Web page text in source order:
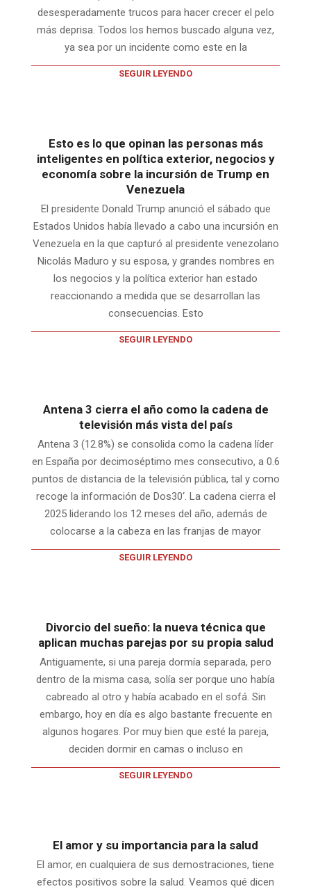
desesperadamente trucos para hacer crecer el pelo
más deprisa. Todos los hemos buscado alguna vez,
ya sea por un incidente como este en la
SEGUIR LEYENDO
Esto es lo que opinan las personas más
inteligentes en política exterior, negocios y
economía sobre la incursión de Trump en
Venezuela
El presidente Donald Trump anunció el sábado que
Estados Unidos había llevado a cabo una incursión en
Venezuela en la que capturó al presidente venezolano
Nicolás Maduro y su esposa, y grandes nombres en
los negocios y la política exterior han estado
reaccionando a medida que se desarrollan las
consecuencias. Esto
SEGUIR LEYENDO
Antena 3 cierra el año como la cadena de
televisión más vista del país
Antena 3 (12.8%) se consolida como la cadena líder
en España por decimoséptimo mes consecutivo, a 0.6
puntos de distancia de la televisión pública, tal y como
recoge la información de Dos30‘. La cadena cierra el
2025 liderando los 12 meses del año, además de
colocarse a la cabeza en las franjas de mayor
SEGUIR LEYENDO
Divorcio del sueño: la nueva técnica que
aplican muchas parejas por su propia salud
Antiguamente, si una pareja dormía separada, pero
dentro de la misma casa, solía ser porque uno había
cabreado al otro y había acabado en el sofá. Sin
embargo, hoy en día es algo bastante frecuente en
algunos hogares. Por muy bien que esté la pareja,
deciden dormir en camas o incluso en
SEGUIR LEYENDO
El amor y su importancia para la salud
El amor, en cualquiera de sus demostraciones, tiene
efectos positivos sobre la salud. Veamos qué dicen